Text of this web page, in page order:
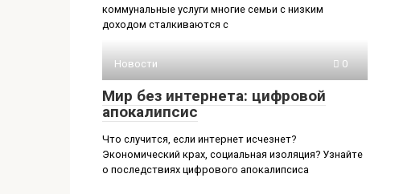
коммунальные услуги многие семьи с низким
доходом сталкиваются с
Новости 0
Мир без интернета: цифровой
апокалипсис
Что случится, если интернет исчезнет?
Экономический крах, социальная изоляция? Узнайте
о последствиях цифрового апокалипсиса